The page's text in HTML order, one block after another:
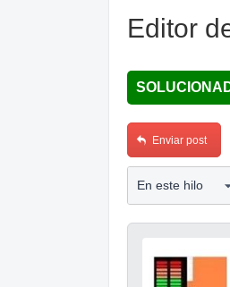
Editor
Enviar post